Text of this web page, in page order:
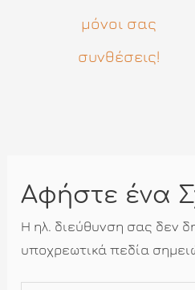
μόνοι σας
συνθέσεις!
Αφήστε ένα
Η ηλ. διεύθυνση σας δεν
υποχρεωτικά πεδία